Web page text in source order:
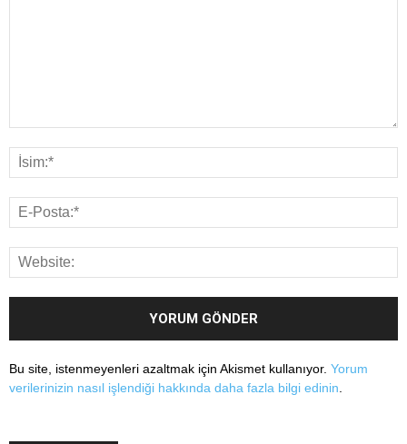
Bu site, istenmeyenleri azaltmak için Akismet kullanıyor. Yorum
verilerinizin nasıl işlendiği hakkında daha fazla bilgi edinin